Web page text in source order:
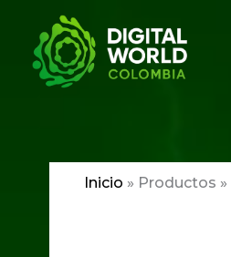
contenido
Inicio » Productos »